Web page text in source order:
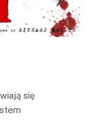
się